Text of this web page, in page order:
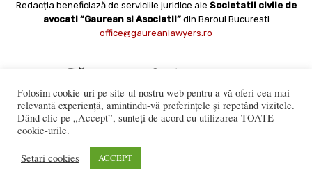
Redacția beneficiază de serviciile juridice ale Societatii civile de
avocati “Gaurean si Asociatii” din Baroul Bucuresti
office@gaureanlawyers.ro
numai cu acordul expres al Bistriteanul.Ro. © Copyright 2008 -
Folosim cookie-uri pe site-ul nostru web pentru a vă oferi cea mai
relevantă experiență, amintindu-vă preferințele și repetând vizitele.
Dând clic pe „Accept”, sunteți de acord cu utilizarea TOATE
cookie-urile.
Setari cookies ACCEPT